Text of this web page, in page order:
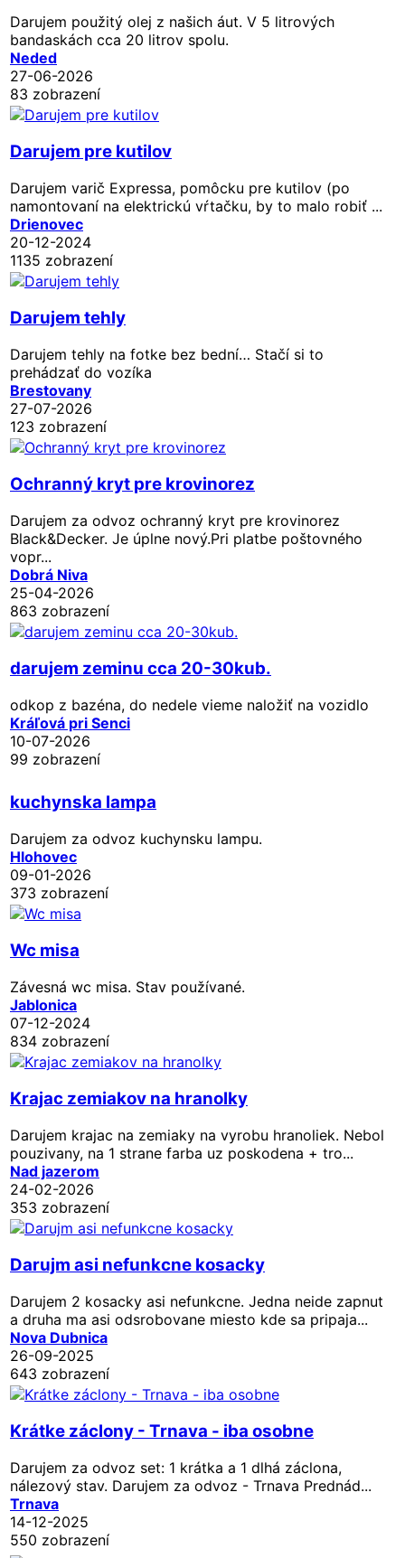
Darujem použitý olej z našich áut. V 5 litrových
bandaskách cca 20 litrov spolu.
Neded
27-06-2026
83 zobrazení
Darujem pre kutilov
Darujem varič Expressa, pomôcku pre kutilov (po
namontovaní na elektrickú vŕtačku, by to malo robiť ...
Drienovec
20-12-2024
1135 zobrazení
Darujem tehly
Darujem tehly na fotke bez bední… Stačí si to
prehádzať do vozíka
Brestovany
27-07-2026
123 zobrazení
Ochranný kryt pre krovinorez
Darujem za odvoz ochranný kryt pre krovinorez
Black&Decker. Je úplne nový.Pri platbe poštovného
vopr...
Dobrá Niva
25-04-2026
863 zobrazení
darujem zeminu cca 20-30kub.
odkop z bazéna, do nedele vieme naložiť na vozidlo
Kráľová pri Senci
10-07-2026
99 zobrazení
kuchynska lampa
Darujem za odvoz kuchynsku lampu.
Hlohovec
09-01-2026
373 zobrazení
Wc misa
Závesná wc misa. Stav používané.
Jablonica
07-12-2024
834 zobrazení
Krajac zemiakov na hranolky
Darujem krajac na zemiaky na vyrobu hranoliek. Nebol
pouzivany, na 1 strane farba uz poskodena + tro...
Nad jazerom
24-02-2026
353 zobrazení
Darujm asi nefunkcne kosacky
Darujem 2 kosacky asi nefunkcne. Jedna neide zapnut
a druha ma asi odsrobovane miesto kde sa pripaja...
Nova Dubnica
26-09-2025
643 zobrazení
Krátke záclony - Trnava - iba osobne
Darujem za odvoz set: 1 krátka a 1 dlhá záclona,
nálezový stav. Darujem za odvoz - Trnava Prednád...
Trnava
14-12-2025
550 zobrazení